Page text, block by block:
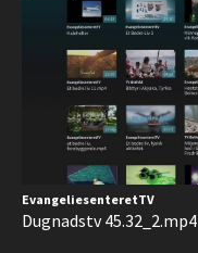
EvangeliesenteretTV
Dugnadstv 45.32_2.mp4